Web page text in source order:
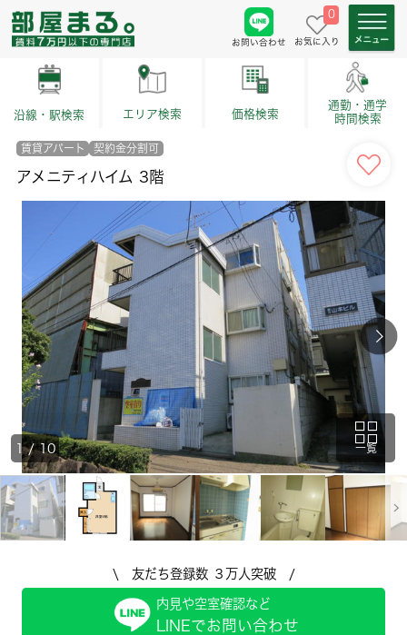
お問い合わせ
0
お気に入り
沿線・駅検索 エリア検索 価格検索
通勤・通学
時間検索
賃貸アパート 契約金分割可
アメニティハイム 3階
一覧
1/10
\ 友だち登録数 ３万人突破 /
内見や空室確認など
LINEでお問い合わせ